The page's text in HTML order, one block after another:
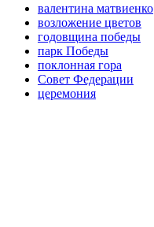
валентина матвиенко
возложение цветов
годовщина победы
парк Победы
поклонная гора
Совет Федерации
церемония